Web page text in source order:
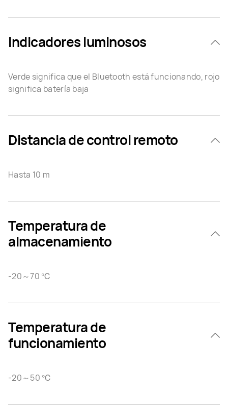
Indicadores luminosos
Verde significa que el Bluetooth está funcionando, rojo
significa batería baja
Distancia de control remoto
Hasta 10 m
Temperatura de
almacenamiento
-20～70 ℃
Temperatura de
funcionamiento
-20～50 ℃